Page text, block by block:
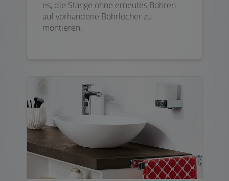
es, die Stange ohne erneutes Bohren
auf vorhandene Bohrlöcher zu
montieren.